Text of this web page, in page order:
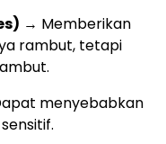
→ Memberikan
rambut, tetapi
menyebabkan